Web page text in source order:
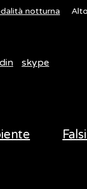
notturna
skype